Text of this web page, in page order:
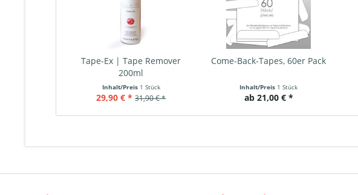
Tape-Ex | Tape Remover
200ml
Inhalt/Preis 1 Stück
29,90 € * 31,90 € *
Come-Back-Tapes, 60er Pack
Inhalt/Preis 1 Stück
ab 21,00 € *